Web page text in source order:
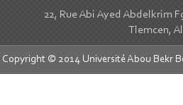
22, Rue Abi Ayed Abdelkrim
Tlemcen,
Copyright © 2014 Université Abou Bekr